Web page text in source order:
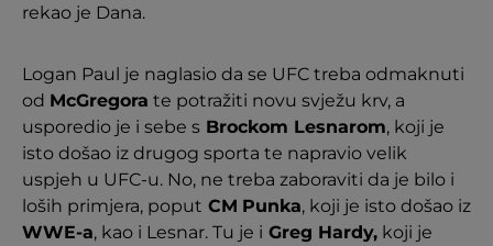
rekao je Dana.
Logan Paul je naglasio da se UFC treba odmaknuti
od McGregora te potražiti novu svježu krv, a
usporedio je i sebe s Brockom Lesnarom, koji je
isto došao iz drugog sporta te napravio velik
uspjeh u UFC-u. No, ne treba zaboraviti da je bilo i
loših primjera, poput CM Punka, koji je isto došao iz
WWE-a, kao i Lesnar. Tu je i Greg Hardy, koji je